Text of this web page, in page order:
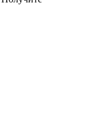
вы хотите
мешает
в работу, как
помогу
других